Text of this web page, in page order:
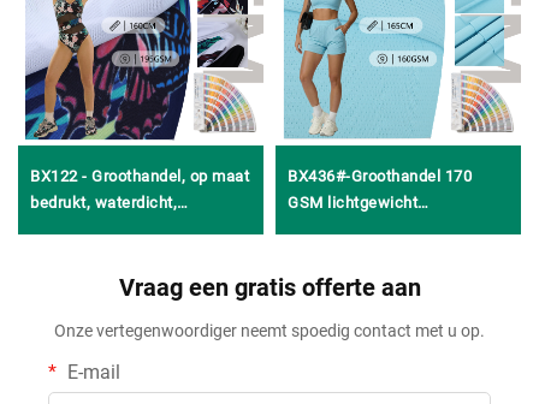
BX122 - Groothandel, op maat
bedrukt, waterdicht,
elastaan-effeweefsel met
sportkleding en badkleding
BX436#-Groothandel 170
GSM lichtgewicht
jacquardweefsel van 88%
shirts, tanktops en
Vraag een gratis offerte aan
Onze vertegenwoordiger neemt spoedig contact met u op.
E-mail